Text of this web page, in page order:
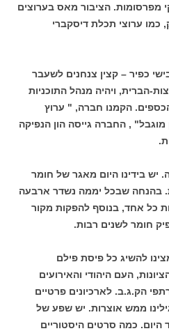
מפרסומות. הציבור מאס בערוצים
כמו ערוצי תכלת דיסקברי
כפיר – קצין צנחנים לשעבר
הברית, ויהיה מנהל התוכניות
הקמנו חברה, " ערוץ
, החברה גייסה הון הנפיקה
ביממה. יש בידינו היום מאגר של חומר
של 8000 שעות. בהנחה שבכל יממה נשדר ארבעה
סרטים של 6 עד 8 שעות כל אחד, בנוסף להפקות מקור
חומר לשנים רבות.
להשיג כל פיסת פילם
העם היהודי והאירועים
הק.ג.ב. לארכיונים פרטיים
ממש אוצרות. יש שפע של
כמה סרטים היסטוריים